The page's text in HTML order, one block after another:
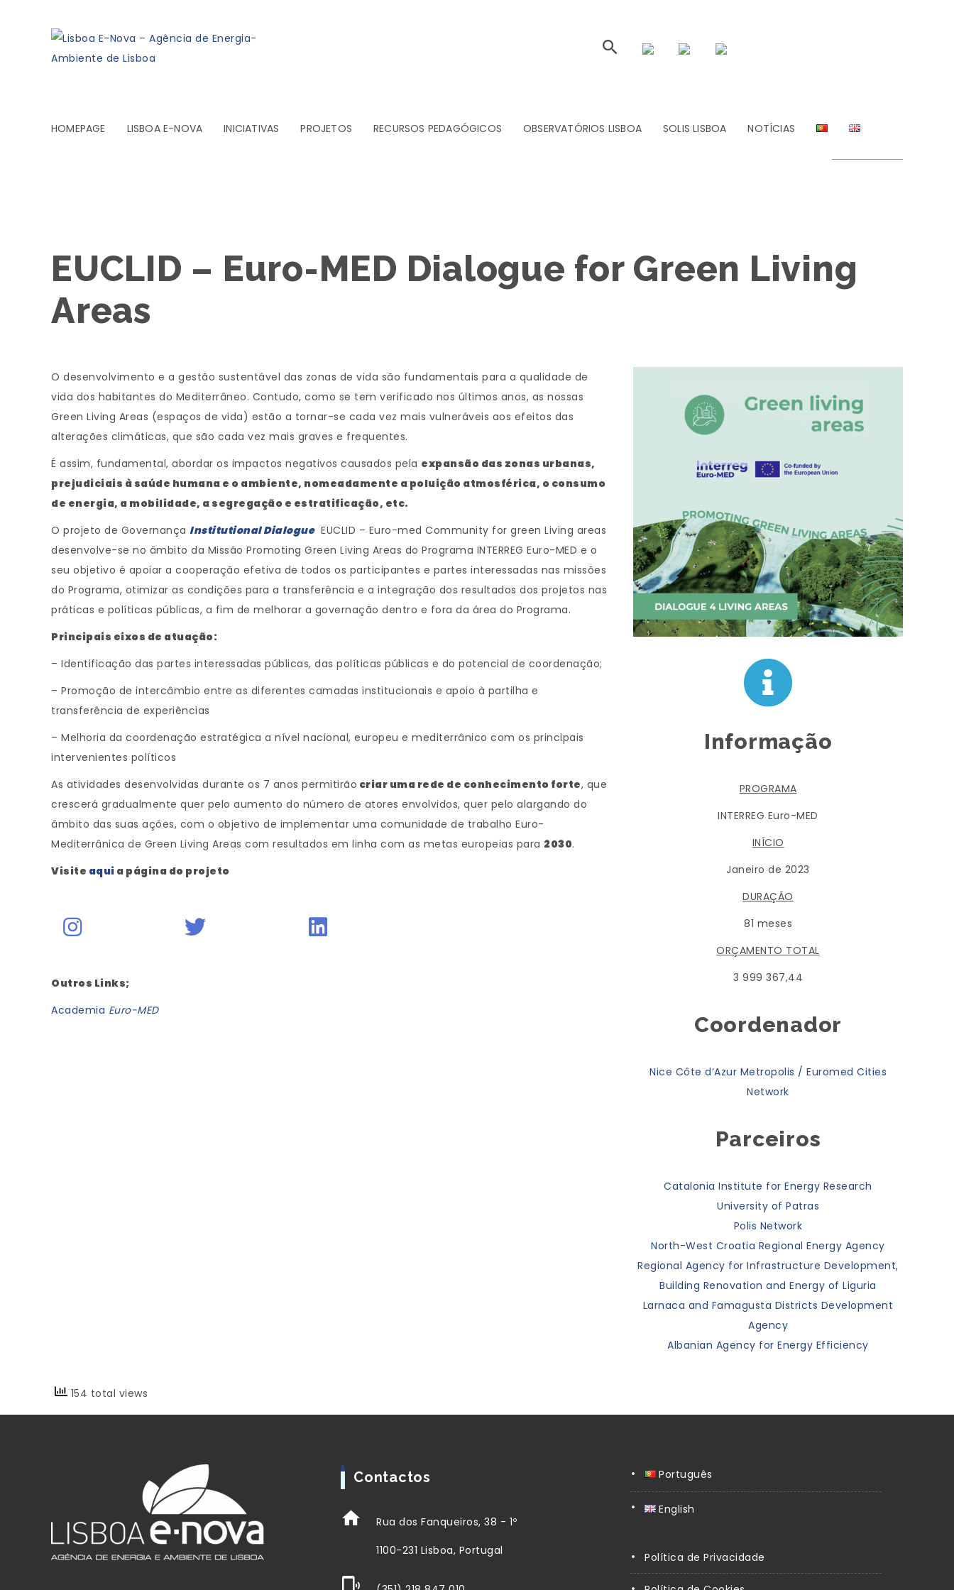
HOMEPAGE LISBOA E-NOVA INICIATIVAS PROJETOS RECURSOS PEDAGÓGICOS OBSERVATÓRIOS LISBOA SOLIS LISBOA NOTÍCIAS
EUCLID – Euro-MED Dialogue for Green Living
Areas
O desenvolvimento e a gestão sustentável das zonas de vida são fundamentais para a qualidade de
vida dos habitantes do Mediterrâneo. Contudo, como se tem verificado nos últimos anos, as nossas
Green Living Areas (espaços de vida) estão a tornar-se cada vez mais vulneráveis aos efeitos das
alterações climáticas, que são cada vez mais graves e frequentes.
É assim, fundamental, abordar os impactos negativos causados pela expansão das zonas urbanas,
prejudiciais à saúde humana e o ambiente, nomeadamente a poluição atmosférica, o consumo
de energia, a mobilidade, a segregação e estratificação, etc.
O projeto de Governança Institutional Dialogue EUCLID – Euro-med Community for green Living areas
desenvolve-se no âmbito da Missão Promoting Green Living Areas do Programa INTERREG Euro-MED e o
seu objetivo é apoiar a cooperação efetiva de todos os participantes e partes interessadas nas missões
do Programa, otimizar as condições para a transferência e a integração dos resultados dos projetos nas
práticas e políticas públicas, a fim de melhorar a governação dentro e fora da área do Programa.
Principais eixos de atuação:
– Identificação das partes interessadas públicas, das políticas públicas e do potencial de coordenação;
– Promoção de intercâmbio entre as diferentes camadas institucionais e apoio à partilha e
transferência de experiências
– Melhoria da coordenação estratégica a nível nacional, europeu e mediterrânico com os principais
intervenientes políticos
As atividades desenvolvidas durante os 7 anos permitirão criar uma rede de conhecimento forte, que
crescerá gradualmente quer pelo aumento do número de atores envolvidos, quer pelo alargando do
âmbito das suas ações, com o objetivo de implementar uma comunidade de trabalho Euro-
Mediterrânica de Green Living Areas com resultados em linha com as metas europeias para 2030.
Visite aqui a página do projeto
Outros Links;
Academia Euro-MED
Informação
PROGRAMA
INTERREG Euro-MED
INÍCIO
Janeiro de 2023
DURAÇÃO
81 meses
ORÇAMENTO TOTAL
3 999 367,44
Coordenador
Nice Côte d’Azur Metropolis / Euromed Cities
Network
Parceiros
Catalonia Institute for Energy Research
University of Patras
Polis Network
North-West Croatia Regional Energy Agency
Regional Agency for Infrastructure Development,
Building Renovation and Energy of Liguria
Larnaca and Famagusta Districts Development
Agency
Albanian Agency for Energy Efficiency
154 total views
Contactos
Rua dos Fanqueiros, 38 - 1º
1100-231 Lisboa, Portugal
Português
English
Política de Privacidade